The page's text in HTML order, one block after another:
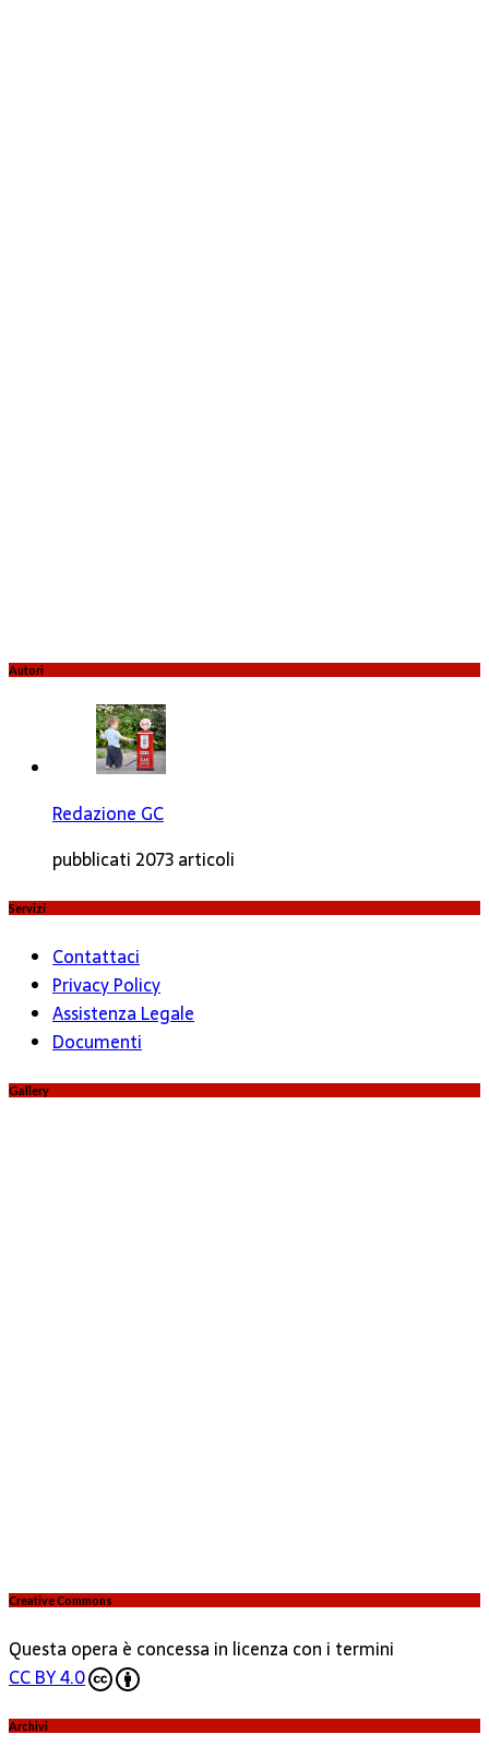
Autori
Redazione GC
pubblicati 2073 articoli
Servizi
Contattaci
Privacy Policy
Assistenza Legale
Documenti
Gallery
Creative Commons
Questa opera è concessa in licenza con i termini
CC BY 4.0
Archivi